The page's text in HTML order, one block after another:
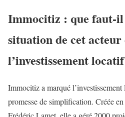
Immocitiz : que faut-
situation de cet acteur
l’investissement
Immocitiz a marqué
promesse de simplification. Créée